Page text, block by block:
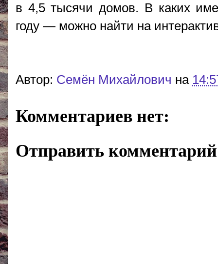
в 4,5 тысячи домов. В каких
году — можно найти на
Автор: Cемён Михайлович на
Комментариев нет:
Отправить комментарий